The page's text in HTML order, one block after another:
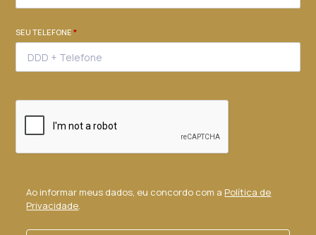
SEU TELEFONE*
Ao informar meus dados, eu concordo com a Política de
Privacidade.